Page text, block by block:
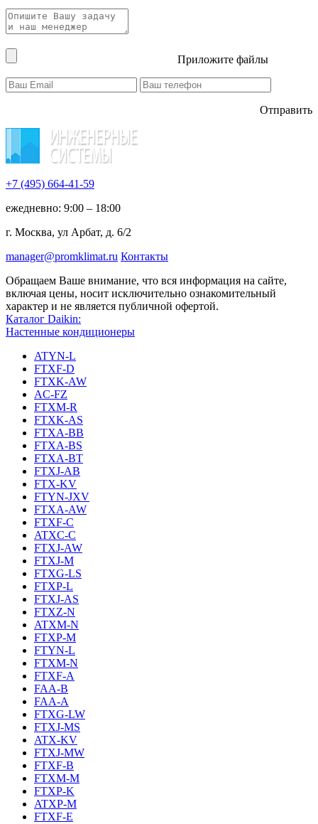
Приложите файлы
Отправить
+7 (495) 664-41-59
ежедневно: 9:00 – 18:00
г. Москва, ул Арбат, д. 6/2
manager@promklimat.ru Контакты
Обращаем Ваше внимание, что вся информация на сайте,
включая цены, носит исключительно ознакомительный
характер и не является публичной офертой.
Каталог Daikin:
Настенные кондиционеры
ATYN-L
FTXF-D
FTXK-AW
AC-FZ
FTXM-R
FTXK-AS
FTXA-BB
FTXA-BS
FTXA-BT
FTXJ-AB
FTX-KV
FTYN-JXV
FTXA-AW
FTXF-C
ATXC-C
FTXJ-AW
FTXJ-M
FTXG-LS
FTXP-L
FTXJ-AS
FTXZ-N
ATXM-N
FTXP-M
FTYN-L
FTXM-N
FTXF-A
FAA-B
FAA-A
FTXG-LW
FTXJ-MS
ATX-KV
FTXJ-MW
FTXF-B
FTXM-M
FTXP-K
ATXP-M
FTXF-E